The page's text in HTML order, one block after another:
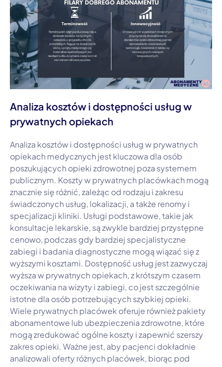
Analiza kosztów i dostępności usług w
prywatnych opiekach
Analiza kosztów i dostępności usług w prywatnych
opiekach medycznych jest kluczowa dla osób
poszukujących opieki zdrowotnej poza systemem
publicznym. Koszty w prywatnych placówkach mogą
znacznie się różnić, zależąc od rodzaju i zakresu
świadczonych usług, lokalizacji, a także renomy i
specjalizacji kliniki. Usługi podstawowe, takie jak
konsultacje lekarskie, są zwykle bardziej przystępne
cenowo, podczas gdy bardziej specjalistyczne
zabiegi i badania diagnostyczne mogą wiązać się z
wyższymi kosztami. Dostępność usług jest zazwyczaj
wyższa w prywatnych opiekach, z krótszym czasem
oczekiwania na wizyty i zabiegi, co jest szczególnie
istotne dla osób potrzebujących szybkiej opieki.
Wiele prywatnych placówek oferuje również pakiety
abonamentowe lub ubezpieczenia zdrowotne, które
mogą zredukować ogólne koszty i zapewnić szerszy
zakres opieki. Ważne jest, aby pacjenci dokładnie
analizowali oferty różnych placówek, biorąc pod